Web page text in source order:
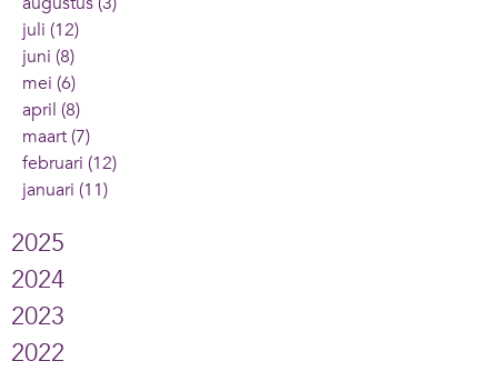
juli (12)
juni (8)
mei (6)
april (8)
maart (7)
februari (12)
januari (11)
2025
2024
2023
2022